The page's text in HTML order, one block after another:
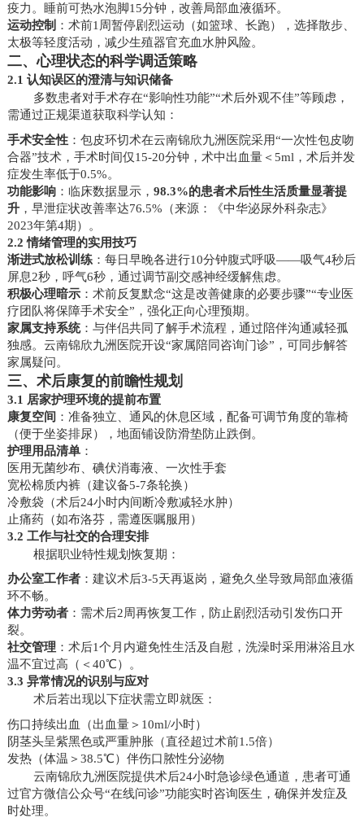
疫力。睡前可热水泡脚15分钟，改善局部血液循环。
运动控制 ：术前1周暂停剧烈运动（如篮球、长跑），选择散步、
太极等轻度活动，减少生殖器官充血水肿风险。
二、心理状态的科学调适策略
2.1 认知误区的澄清与知识储备
多数患者对手术存在“影响性功能”“术后外观不佳”等顾虑，
需通过正规渠道获取科学认知：
手术安全性：包皮环切术在云南锦欣九洲医院采用“一次性包皮吻
合器”技术，手术时间仅15-20分钟，术中出血量＜5ml，术后并发
症发生率低于0.5%。
功能影响：临床数据显示， 98.3%的患者术后性生活质量显著提
升，早泄症状改善率达76.5%（来源：《中华泌尿外科杂志》
2023年第4期）。
2.2 情绪管理的实用技巧
渐进式放松训练：每日早晚各进行10分钟腹式呼吸——吸气4秒后
屏息2秒，呼气6秒，通过调节副交感神经缓解焦虑。
积极心理暗示：术前反复默念“这是改善健康的必要步骤”“专业医
疗团队将保障手术安全”，强化正向心理预期。
家属支持系统：与伴侣共同了解手术流程，通过陪伴沟通减轻孤
独感。云南锦欣九洲医院开设“家属陪同咨询门诊”，可同步解答
家属疑问。
三、术后康复的前瞻性规划
3.1 居家护理环境的提前布置
康复空间 ：准备独立、通风的休息区域，配备可调节角度的靠椅
（便于坐姿排尿），地面铺设防滑垫防止跌倒。
护理用品清单：
医用无菌纱布、碘伏消毒液、一次性手套
宽松棉质内裤（建议备5-7条轮换）
冷敷袋（术后24小时内间断冷敷减轻水肿）
止痛药（如布洛芬，需遵医嘱服用）
3.2 工作与社交的合理安排
根据职业特性规划恢复期：
办公室工作者：建议术后3-5天再返岗，避免久坐导致局部血液循
环不畅。
体力劳动者：需术后2周再恢复工作，防止剧烈活动引发伤口开
裂。
社交管理：术后1个月内避免性生活及自慰，洗澡时采用淋浴且水
温不宜过高（＜40℃）。
3.3 异常情况的识别与应对
术后若出现以下症状需立即就医：
伤口持续出血（出血量＞10ml/小时）
阴茎头呈紫黑色或严重肿胀（直径超过术前1.5倍）
发热（体温＞38.5℃）伴伤口脓性分泌物
云南锦欣九洲医院提供术后24小时急诊绿色通道，患者可通
过官方微信公众号“在线问诊”功能实时咨询医生，确保并发症及
时处理。